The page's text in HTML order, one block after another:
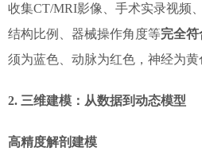
收集CT/MRI影像、手术实录视频
结构比例、器械操作角度等完全
须为蓝色、动脉为红色，神经为黄
2. 三维建模：从数据到动态模型
高精度解剖建模